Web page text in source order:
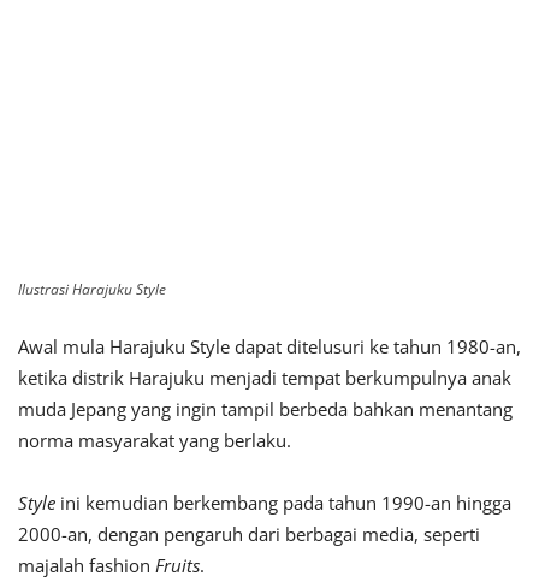
Ilustrasi Harajuku Style
Awal mula Harajuku Style dapat ditelusuri ke tahun 1980-an,
ketika distrik Harajuku menjadi tempat berkumpulnya anak
muda Jepang yang ingin tampil berbeda bahkan menantang
norma masyarakat yang berlaku.
Style ini kemudian berkembang pada tahun 1990-an hingga
2000-an, dengan pengaruh dari berbagai media, seperti
majalah fashion Fruits.